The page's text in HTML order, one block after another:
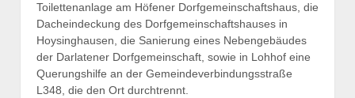
Toilettenanlage am Höfener Dorfgemeinschaftshaus, die
Dacheindeckung des Dorfgemeinschaftshauses in
Hoysinghausen, die Sanierung eines Nebengebäudes
der Darlatener Dorfgemeinschaft, sowie in Lohhof eine
Querungshilfe an der Gemeindeverbindungsstraße
L348, die den Ort durchtrennt.